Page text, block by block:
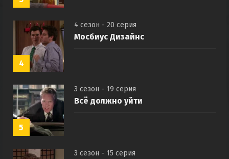
4
4 сезон - 20 серия
Мосбиус Дизайнс
5
3 сезон - 19 серия
Всё должно уйти
3 сезон - 15 серия